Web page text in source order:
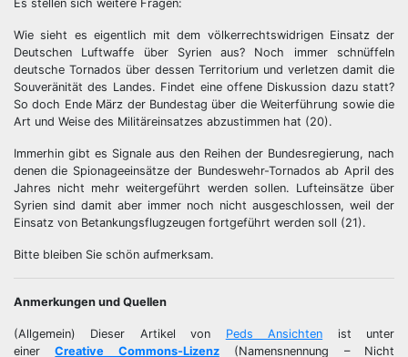
Es stellen sich weitere Fragen:
Wie sieht es eigentlich mit dem völkerrechtswidrigen Einsatz der
Deutschen Luftwaffe über Syrien aus? Noch immer schnüffeln
deutsche Tornados über dessen Territorium und verletzen damit die
Souveränität des Landes. Findet eine offene Diskussion dazu statt?
So doch Ende März der Bundestag über die Weiterführung sowie die
Art und Weise des Militäreinsatzes abzustimmen hat (20).
Immerhin gibt es Signale aus den Reihen der Bundesregierung, nach
denen die Spionageeinsätze der Bundeswehr-Tornados ab April des
Jahres nicht mehr weitergeführt werden sollen. Lufteinsätze über
Syrien sind damit aber immer noch nicht ausgeschlossen, weil der
Einsatz von Betankungsflugzeugen fortgeführt werden soll (21).
Bitte bleiben Sie schön aufmerksam.
Anmerkungen und Quellen
(Allgemein) Dieser Artikel von Peds Ansichten ist unter
einerCreative Commons-Lizenz(Namensnennung – Nicht